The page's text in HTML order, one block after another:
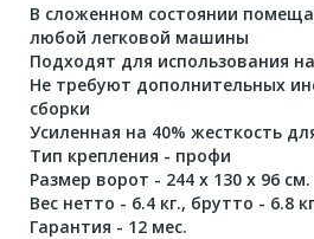
В сложенном состоянии
любой легковой машины
Подходят для использования
Не требуют дополнительных
сборки
Усиленная на 40% жесткость
Тип крепления - профи
Размер ворот - 244 х 130 х 96 см.
Вес нетто - 6.4 кг., брутто - 6.8
Гарантия - 12 мес.